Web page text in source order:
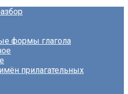
формы глагола
прилагательных